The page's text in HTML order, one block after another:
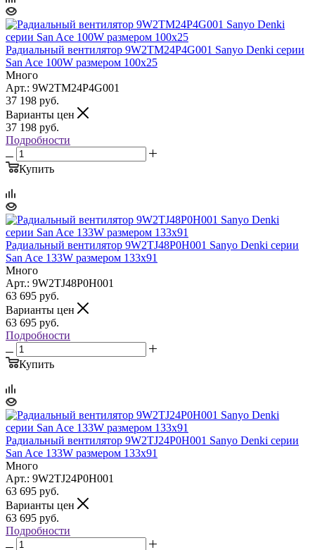
Радиальный вентилятор 9W2TM24P4G001 Sanyo Denki серии
San Ace 100W размером 100x25
Много
Арт.: 9W2TM24P4G001
37 198 руб.
Варианты цен
37 198 руб.
Подробности
Купить
Радиальный вентилятор 9W2TJ48P0H001 Sanyo Denki серии
San Ace 133W размером 133x91
Много
Арт.: 9W2TJ48P0H001
63 695 руб.
Варианты цен
63 695 руб.
Подробности
Купить
Радиальный вентилятор 9W2TJ24P0H001 Sanyo Denki серии
San Ace 133W размером 133x91
Много
Арт.: 9W2TJ24P0H001
63 695 руб.
Варианты цен
63 695 руб.
Подробности